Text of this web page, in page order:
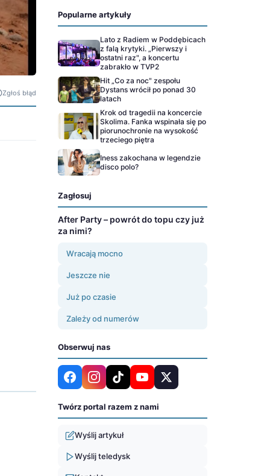
Zgłoś błąd
Popularne artykuły
Lato z Radiem w Poddębicach
z falą krytyki. „Pierwszy i
ostatni raz", a koncertu
zabrakło w TVP2
Hit „Co za noc" zespołu
Dystans wrócił po ponad 30
latach
Krok od tragedii na koncercie
Skolima. Fanka wspinała się po
piorunochronie na wysokość
trzeciego piętra
Iness zakochana w legendzie
disco polo?
Zagłosuj
After Party – powrót do topu czy już
za nimi?
Wracają mocno
Jeszcze nie
Już po czasie
Zależy od numerów
Obserwuj nas
Twórz portal razem z nami
Wyślij artykuł
Wyślij teledysk